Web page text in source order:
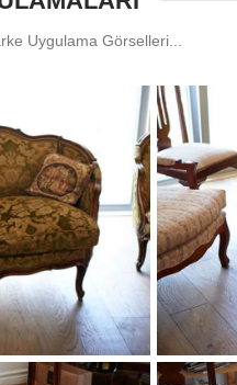
Uygulama Görselleri...